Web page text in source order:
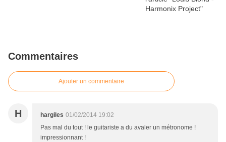
Commentaires
Ajouter un commentaire
H hargiles 01/02/2014 19:02
Pas mal du tout ! le guitariste a du avaler un métronome !
impressionnant !